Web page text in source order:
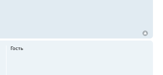
Гость